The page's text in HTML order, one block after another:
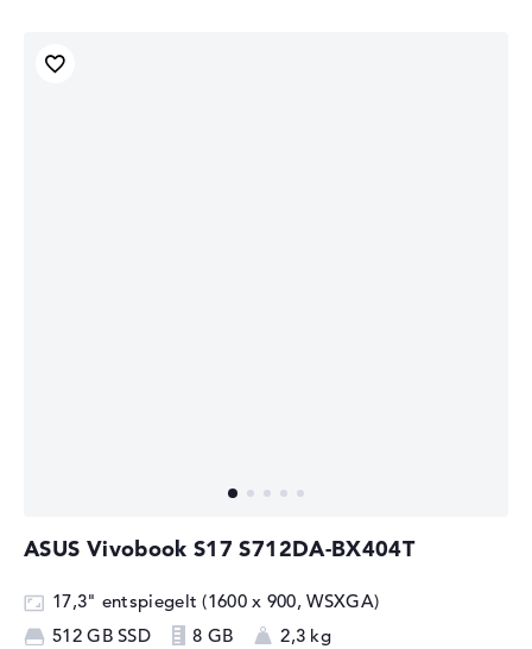
ASUS Vivobook S17 S712DA-BX404T
17,3" entspiegelt (1600 x 900, WSXGA)
512 GB SSD
8 GB 2,3 kg